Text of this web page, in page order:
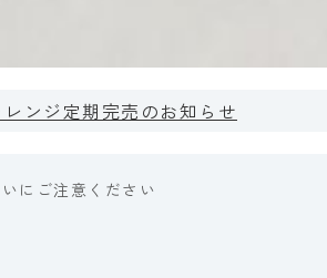
ンジ定期完売のお知らせ
にご注意ください